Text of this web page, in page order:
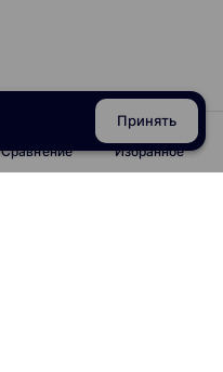
Сравнение Избранное
Принять